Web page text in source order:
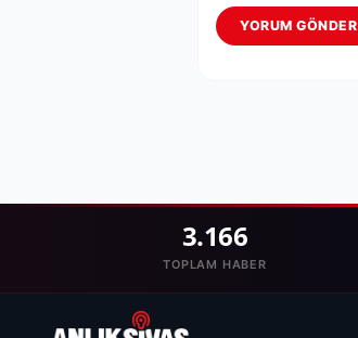
YORUM GÖNDER
3.166
TOPLAM HABER